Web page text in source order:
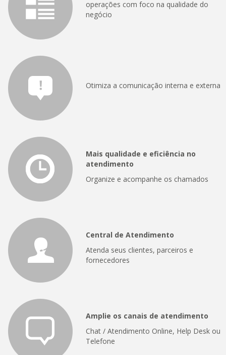
operações com foco na qualidade do
negócio
Otimiza a comunicação interna e externa
Mais qualidade e eficiência no
atendimento
Organize e acompanhe os chamados
Central de Atendimento
Atenda seus clientes, parceiros e
fornecedores
Amplie os canais de atendimento
Chat / Atendimento Online, Help Desk ou
Telefone